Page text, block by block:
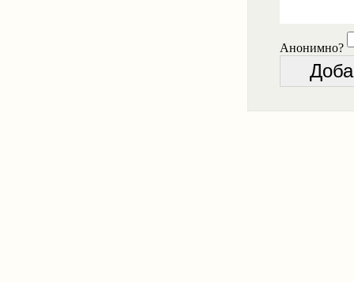
Анонимно?